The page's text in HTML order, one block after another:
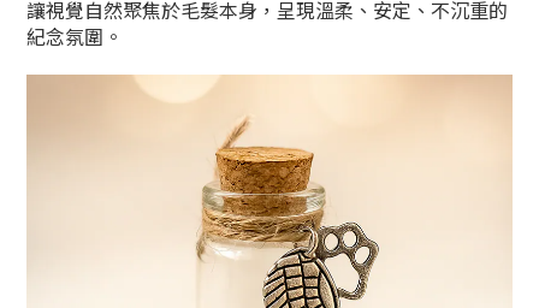
讓視覺自然聚焦於毛髮本身，呈現溫柔、安定、不沉重的
紀念氛圍。